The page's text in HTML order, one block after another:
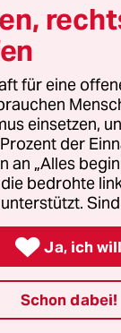
für eine
einsetzen,
der
an „Alles
bedrohte
 Ja, ich will
Schon dabei!